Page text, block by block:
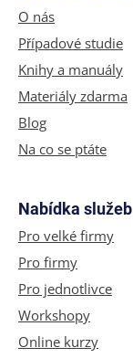
O nás
Případové studie
Knihy a manuály
Materiály zdarma
Blog
Na co se ptáte
Nabídka služeb
Pro velké firmy
Pro firmy
Pro jednotlivce
Workshopy
Online kurzy